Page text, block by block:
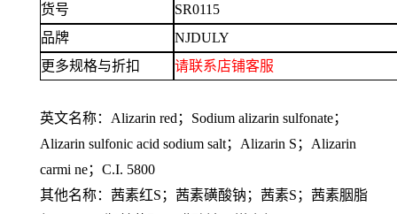
货号
SR0115
品牌
NJDULY
更多规格与折扣
请联系店铺客服
英文名称： Alizarin red；Sodium alizarin sulfonate；
Alizarin sulfonic acid sodium salt；Alizarin S；Alizarin
carmi ne；C.I. 5800
其他名称：茜素红S；茜素磺酸钠；茜素S；茜素胭脂